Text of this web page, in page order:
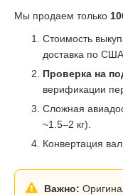
Мы продаем только
Стоимость
доставка по США.
Проверка на
верификации
Сложная
~1.5–2 кг).
Конвертация
Важно: